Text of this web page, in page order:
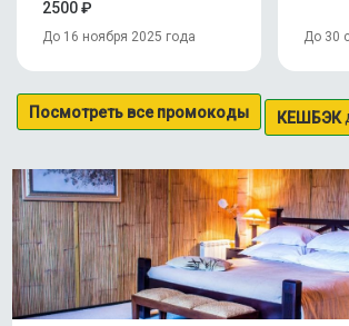
2500 ₽
До 16 ноября 2025 года До 30
Посмотреть все промокоды КЕШБЭК